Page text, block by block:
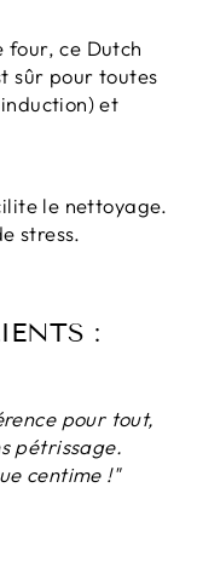
four, ce Dutch
sûr pour toutes
et
le nettoyage.
stress.
:
pour tout,
pétrissage.
centime !"